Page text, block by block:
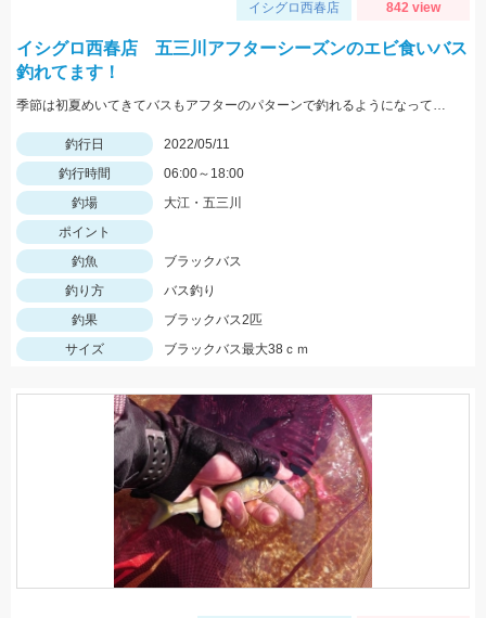
イシグロ西春店 842 view
イシグロ西春店 五三川アフターシーズンのエビ食いバス
釣れてます！
季節は初夏めいてきてバスもアフターのパターンで釣れるようになってきました！この時期の鉄板はエビパターン！ヤマセンコ―や沈み蟲、MPSのノーシンカーが効果バツグンですよ！
釣行日
2022/05/11
釣行時間
06:00～18:00
釣場
大江・五三川
ポイント
釣魚
ブラックバス
釣り方
バス釣り
釣果
ブラックバス2匹
サイズ
ブラックバス最大38ｃｍ